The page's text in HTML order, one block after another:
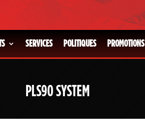
SERVICES POLITIQUES PROMOTIONS
PLS90 SYSTEM